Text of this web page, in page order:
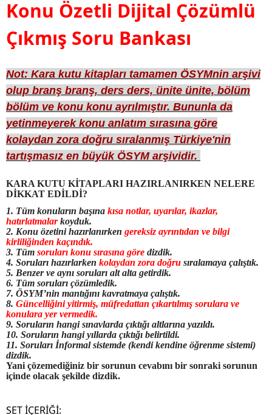
Konu Özetli Dijital Çözümlü
Çıkmış Soru Bankası
Not: Kara kutu kitapları tamamen ÖSYMnin arşivi
olup branş branş, ders ders, ünite ünite, bölüm
bölüm ve konu konu ayrılmıştır. Bununla da
yetinmeyerek konu anlatım sırasına göre
kolaydan zora doğru sıralanmış Türkiye'nin
tartışmasız en büyük ÖSYM arşividir.
KARA KUTU KİTAPLARI HAZIRLANIRKEN NELERE
DİKKAT EDİLDİ?
1. Tüm konuların başına kısa notlar, uyarılar, ikazlar,
hatırlatmalar koyduk.
2. Konu özetini hazırlanırken gereksiz ayrıntıdan ve bilgi
kirliliğinden kaçındık.
3. Tüm soruları konu sırasına göre dizdik.
4. Soruları hazırlarken kolaydan zora doğru sıralamaya çalıştık.
5. Benzer ve aynı soruları alt alta getirdik.
6. Tüm soruları çözümledik.
7. ÖSYM’nin mantığını kavratmaya çalıştık.
8. Güncelliğini yitirmiş, müfredattan çıkartılmış sorulara ve
konulara yer vermedik.
9. Soruların hangi sınavlarda çıktığı altlarına yazıldı.
10. Soruların hangi yıllarda çıktığı belirtildi.
11. Soruları İnformal sistemde (kendi kendine öğrenme sistemi)
dizdik.
Yani çözemediğiniz bir sorunun cevabını bir sonraki sorunun
içinde olacak şekilde dizdik.
SET İÇERİĞİ: